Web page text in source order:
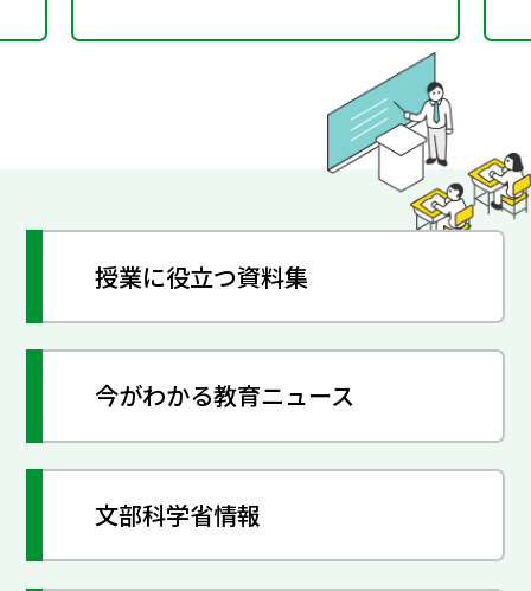
授業に役立つ資料集
今がわかる教育ニュース
文部科学省情報